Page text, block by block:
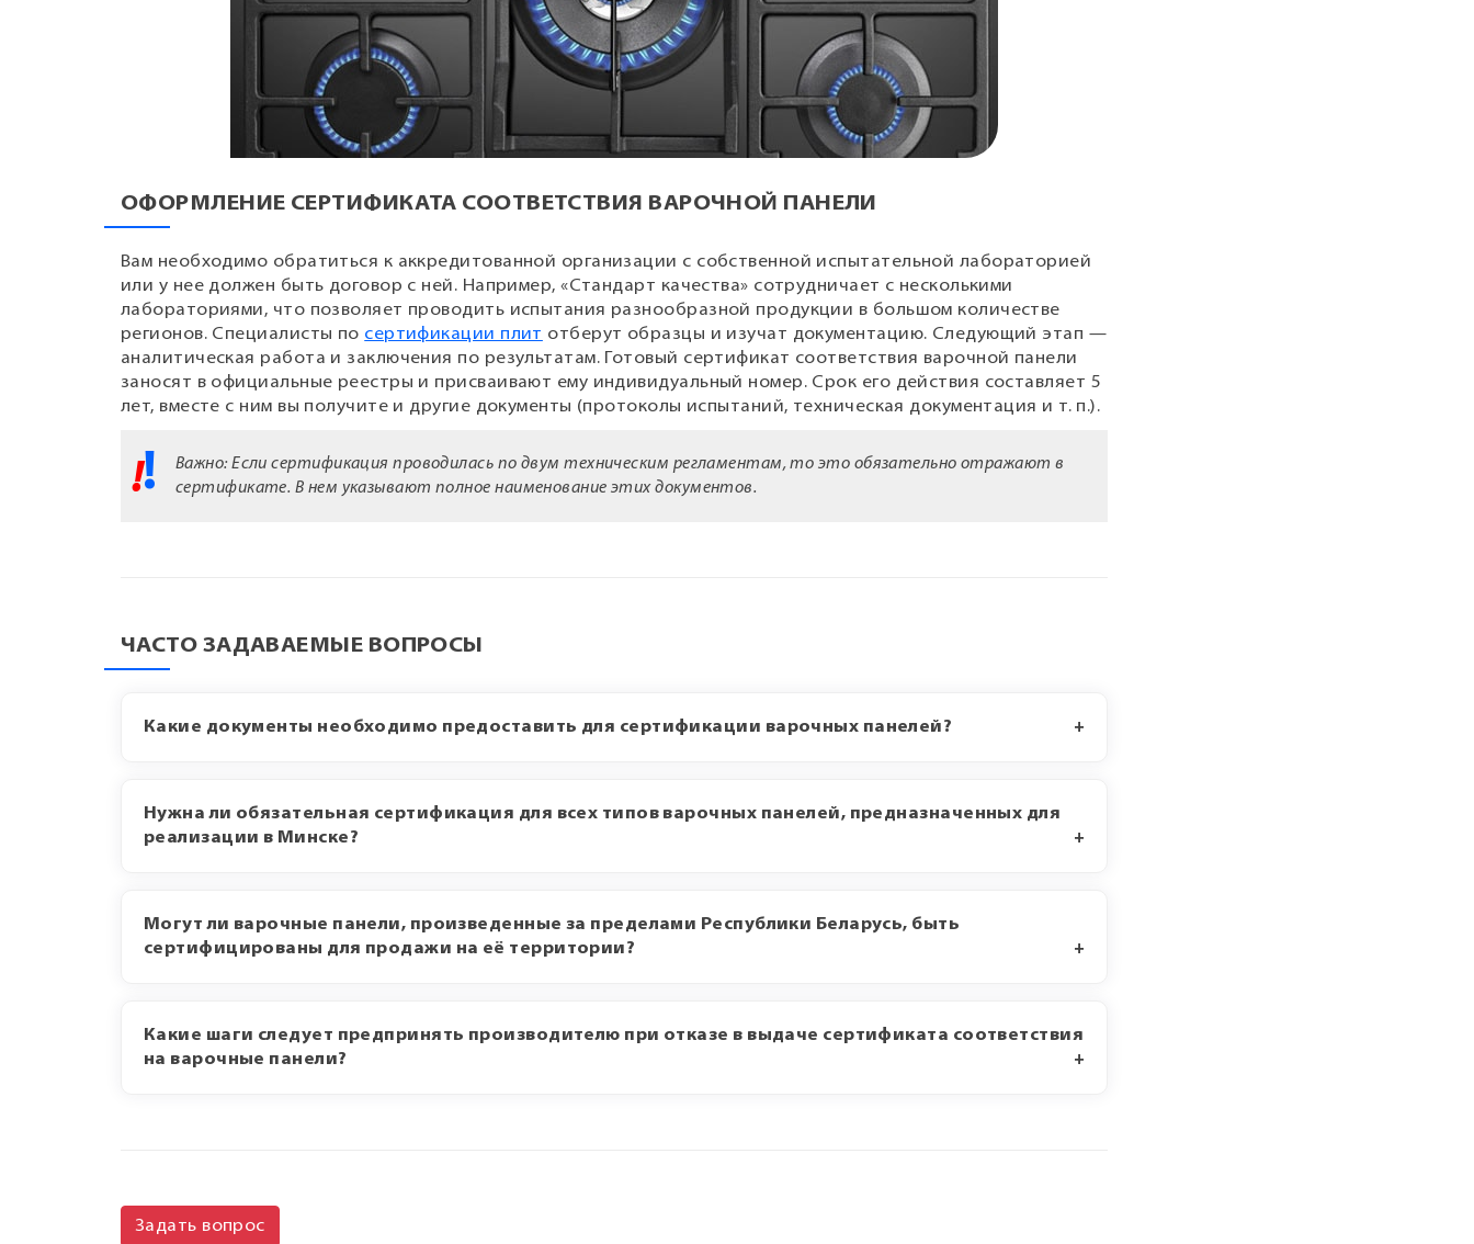
ОФОРМЛЕНИЕ СЕРТИФИКАТА СООТВЕТСТВИЯ ВАРОЧНОЙ ПАНЕЛИ
Вам необходимо обратиться к аккредитованной организации с собственной испытательной лабораторией
или у нее должен быть договор с ней. Например, «Стандарт качества» сотрудничает с несколькими
лабораториями, что позволяет проводить испытания разнообразной продукции в большом количестве
регионов. Специалисты по сертификации плит отберут образцы и изучат документацию. Следующий этап —
аналитическая работа и заключения по результатам. Готовый сертификат соответствия варочной панели
заносят в официальные реестры и присваивают ему индивидуальный номер. Срок его действия составляет 5
лет, вместе с ним вы получите и другие документы (протоколы испытаний, техническая документация и т. п.).
Важно: Если сертификация проводилась по двум техническим регламентам, то это обязательно отражают в
сертификате. В нем указывают полное наименование этих документов.
ЧАСТО ЗАДАВАЕМЫЕ ВОПРОСЫ
Какие документы необходимо предоставить для сертификации варочных панелей?
Нужна ли обязательная сертификация для всех типов варочных панелей, предназначенных для
реализации в Минске?
Могут ли варочные панели, произведенные за пределами Республики Беларусь, быть
сертифицированы для продажи на её территории?
Какие шаги следует предпринять производителю при отказе в выдаче сертификата соответствия
на варочные панели?
Задать вопрос